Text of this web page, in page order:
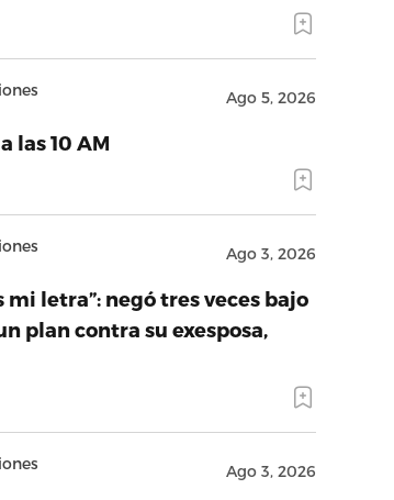
Ago 5, 2026
las 10 AM
Ago 3, 2026
mi letra”: negó tres veces bajo
plan contra su exesposa,
Ago 3, 2026